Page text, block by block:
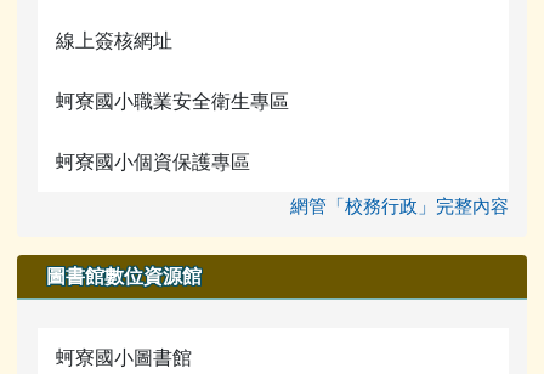
蚵寮評鑑網站
電腦課程資源
宣導網站
行事曆
線上簽核網址
蚵寮國小職業安全衛生專區
蚵寮國小個資保護專區
網管「校務行政」完整內容
圖書館數位資源館
蚵寮國小圖書館